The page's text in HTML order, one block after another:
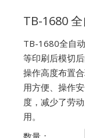
TB-1680
TB-1680全自
等印刷后模切后
操作高度布置
用方便、操作
度，减少了劳
用。